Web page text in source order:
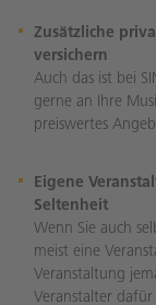
Zusätzliche
versichern
Auch das ist bei
gerne an Ihre
preiswertes
Eigene
Seltenheit
Wenn Sie auch
meist eine
Veranstaltung
Veranstalter